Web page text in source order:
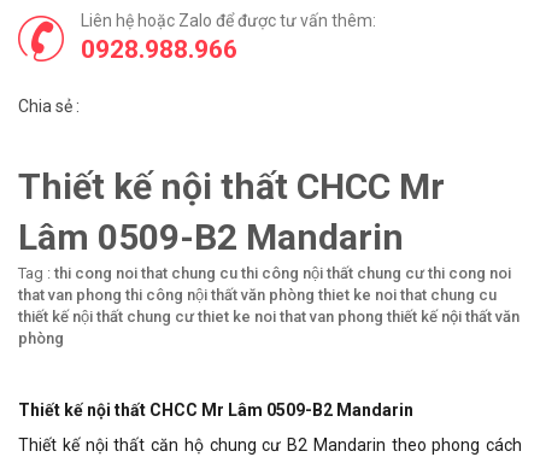
Liên hệ hoặc Zalo để được tư vấn thêm:
0928.988.966
Chia sẻ :
Thiết kế nội thất CHCC Mr
Lâm 0509-B2 Mandarin
Tag : thi cong noi that chung cu thi công nội thất chung cư thi cong noi
that van phong thi công nội thất văn phòng thiet ke noi that chung cu
thiết kế nội thất chung cư thiet ke noi that van phong thiết kế nội thất văn
phòng
Thiết kế nội thất CHCC Mr Lâm 0509-B2 Mandarin
Thiết kế nội thất căn hộ chung cư B2 Mandarin theo phong cách